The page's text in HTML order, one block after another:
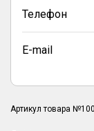
Телефон
E-mail
Артикул товара